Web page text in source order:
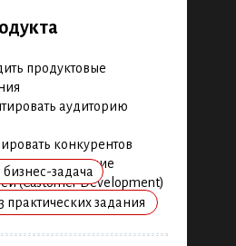
продуктовые
аудиторию
конкурентов
исследование
(Customer Development)
бизнес-задача
3 практических задания
обучения